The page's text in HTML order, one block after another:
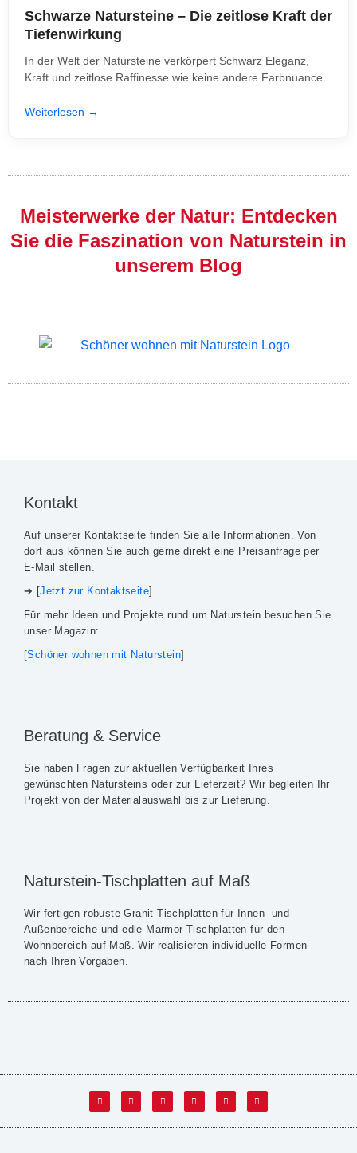
Schwarze Natursteine – Die zeitlose Kraft der
Tiefenwirkung
In der Welt der Natursteine verkörpert Schwarz Eleganz,
Kraft und zeitlose Raffinesse wie keine andere Farbnuance.
Weiterlesen →
Meisterwerke der Natur: Entdecken
Sie die Faszination von Naturstein in
unserem Blog
Kontakt
Auf unserer Kontaktseite finden Sie alle Informationen. Von
dort aus können Sie auch gerne direkt eine Preisanfrage per
E-Mail stellen.
➔ [Jetzt zur Kontaktseite]
Für mehr Ideen und Projekte rund um Naturstein besuchen Sie
unser Magazin:
[Schöner wohnen mit Naturstein]
Beratung & Service
Sie haben Fragen zur aktuellen Verfügbarkeit Ihres
gewünschten Natursteins oder zur Lieferzeit? Wir begleiten Ihr
Projekt von der Materialauswahl bis zur Lieferung.
Naturstein-Tischplatten auf Maß
Wir fertigen robuste Granit-Tischplatten für Innen- und
Außenbereiche und edle Marmor-Tischplatten für den
Wohnbereich auf Maß. Wir realisieren individuelle Formen
nach Ihren Vorgaben.